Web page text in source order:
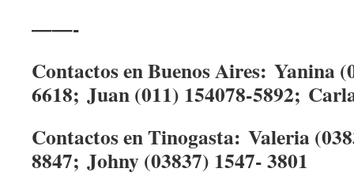
——-
Contactos en Buenos Aires: Yanina
6618; Juan (011) 154078-5892;
Contactos en Tinogasta: Valeria
8847; Johny (03837) 1547- 3801